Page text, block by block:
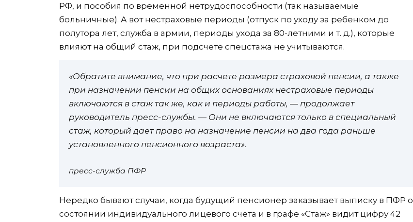
РФ, и пособия по временной нетрудоспособности (так называемые
больничные). А вот нестраховые периоды (отпуск по уходу за ребенком до
полутора лет, служба в армии, периоды ухода за 80-летними и т. д.), которые
влияют на общий стаж, при подсчете спецстажа не учитываются.
«Обратите внимание, что при расчете размера страховой пенсии, а также
при назначении пенсии на общих основаниях нестраховые периоды
включаются в стаж так же, как и периоды работы, — продолжает
руководитель пресс-службы. — Они не включаются только в специальный
стаж, который дает право на назначение пенсии на два года раньше
установленного пенсионного возраста».
пресс-служба ПФР
Нередко бывают случаи, когда будущий пенсионер заказывает выписку в ПФР о
состоянии индивидуального лицевого счета и в графе «Стаж» видит цифру 42